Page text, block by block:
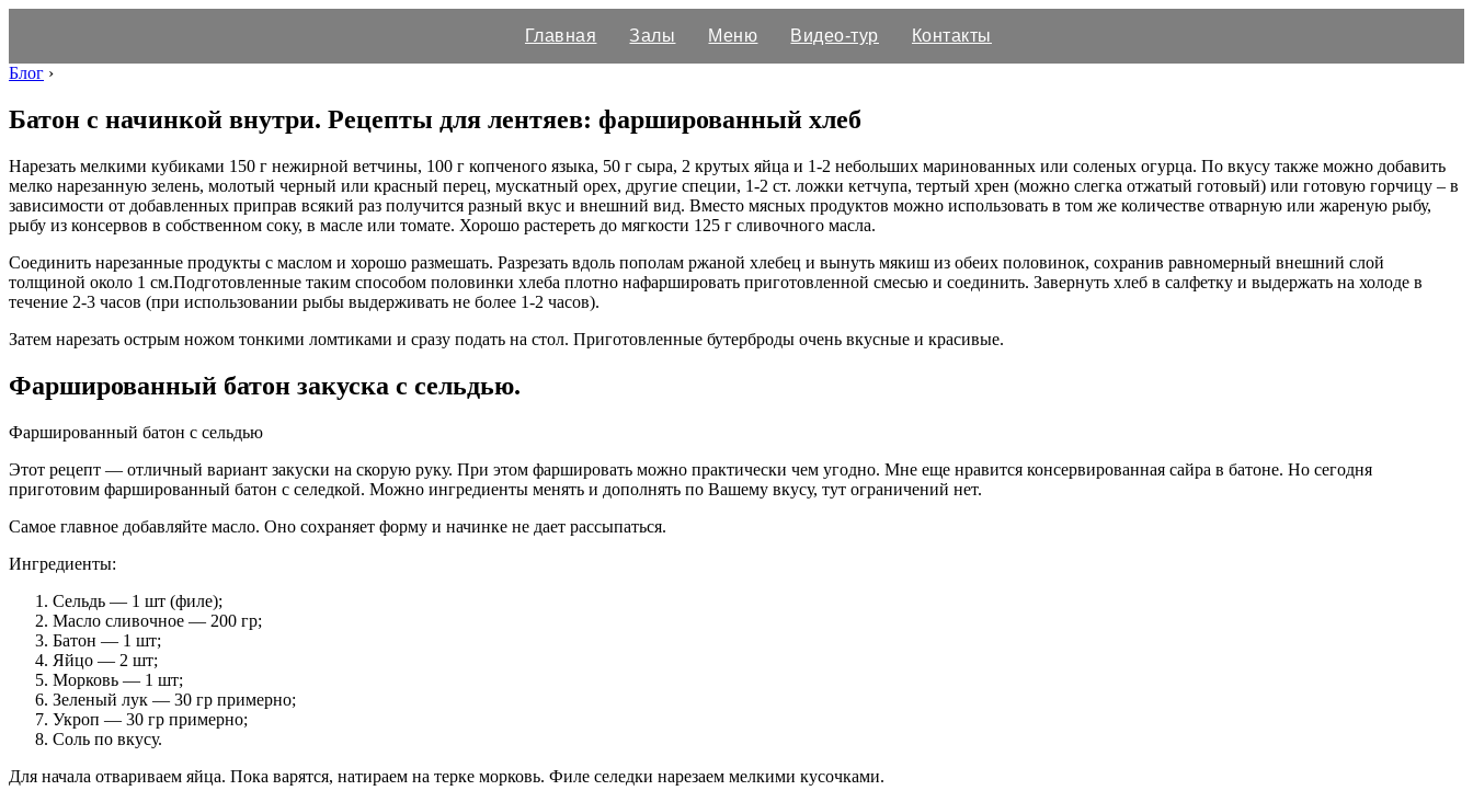
Главная Залы Меню Видео-тур
Контакты
Блог ›
Батон с начинкой внутри. Рецепты для лентяев: фаршированный хлеб
Нарезать мелкими кубиками 150 г нежирной ветчины, 100 г копченого языка, 50 г сыра, 2 крутых яйца и 1-2 небольших маринованных или соленых огурца. По вкусу также можно добавить
мелко нарезанную зелень, молотый черный или красный перец, мускатный орех, другие специи, 1-2 ст. ложки кетчупа, тертый хрен (можно слегка отжатый готовый) или готовую горчицу – в
зависимости от добавленных приправ всякий раз получится разный вкус и внешний вид. Вместо мясных продуктов можно использовать в том же количестве отварную или жареную рыбу,
рыбу из консервов в собственном соку, в масле или томате. Хорошо растереть до мягкости 125 г сливочного масла.
Соединить нарезанные продукты с маслом и хорошо размешать. Разрезать вдоль пополам ржаной хлебец и вынуть мякиш из обеих половинок, сохранив равномерный внешний слой
толщиной около 1 см.Подготовленные таким способом половинки хлеба плотно нафаршировать приготовленной смесью и соединить. Завернуть хлеб в салфетку и выдержать на холоде в
течение 2-3 часов (при использовании рыбы выдерживать не более 1-2 часов).
Затем нарезать острым ножом тонкими ломтиками и сразу подать на стол. Приготовленные бутерброды очень вкусные и красивые.
Фаршированный батон закуска с сельдью.
Фаршированный батон с сельдью
Этот рецепт — отличный вариант закуски на скорую руку. При этом фаршировать можно практически чем угодно. Мне еще нравится консервированная сайра в батоне. Но сегодня
приготовим фаршированный батон с селедкой. Можно ингредиенты менять и дополнять по Вашему вкусу, тут ограничений нет.
Самое главное добавляйте масло. Оно сохраняет форму и начинке не дает рассыпаться.
Ингредиенты:
Сельдь — 1 шт (филе);
Масло сливочное — 200 гр;
Батон — 1 шт;
Яйцо — 2 шт;
Морковь — 1 шт;
Зеленый лук — 30 гр примерно;
Укроп — 30 гр примерно;
Соль по вкусу.
Для начала отвариваем яйца. Пока варятся, натираем на терке морковь. Филе селедки нарезаем мелкими кусочками.